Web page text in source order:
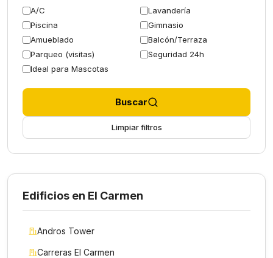
A/C
Lavandería
Piscina
Gimnasio
Amueblado
Balcón/Terraza
Parqueo (visitas)
Seguridad 24h
Ideal para Mascotas
Buscar
Limpiar filtros
Edificios en El Carmen
Andros Tower
Carreras El Carmen